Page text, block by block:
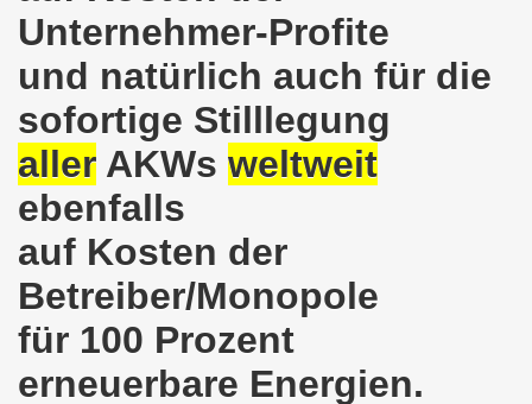
Unternehmer-Profite
und natürlich auch für die
sofortige Stilllegung
aller AKWs weltweit
ebenfalls
auf Kosten der
Betreiber/Monopole
für 100 Prozent
erneuerbare Energien.
Montagsdemo-Bewegung am 14.11.2022 auf dem
Protest gegen die Preissteigerungen und für
am 10.10.2022: "Jin - Jiyan - Azadi -
Herbstdemonstration gegen die Politik der
ruft auf am 10.10.2022 zur Solidarität mit den
erst recht am 01.10.2022 nach Berlin zur
lädt am 12.09.2022 ein: Entlastungs-Paket
wir den III. Weltkrieg! Kommt zum Antikriegstag